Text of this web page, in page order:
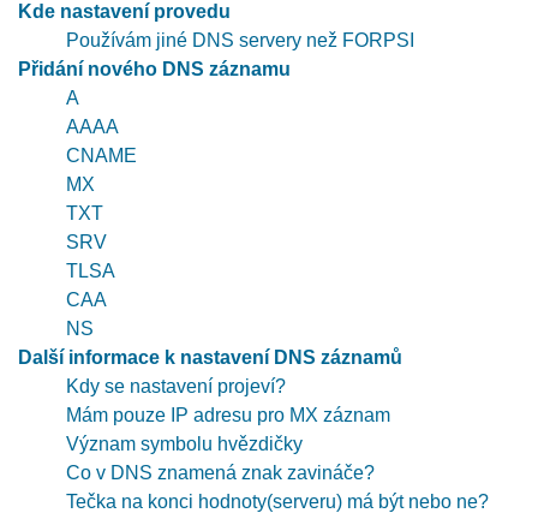
Kde nastavení provedu
Používám jiné DNS servery než FORPSI
Přidání nového DNS záznamu
A
AAAA
CNAME
MX
TXT
SRV
TLSA
CAA
NS
Další informace k nastavení DNS záznamů
Kdy se nastavení projeví?
Mám pouze IP adresu pro MX záznam
Význam symbolu hvězdičky
Co v DNS znamená znak zavináče?
Tečka na konci hodnoty(serveru) má být nebo ne?